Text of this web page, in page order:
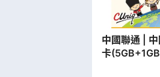
中國聯通 |
卡